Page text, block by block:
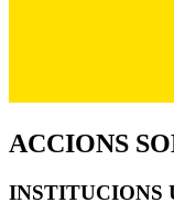
ACCIONS
INSTITUCIONS